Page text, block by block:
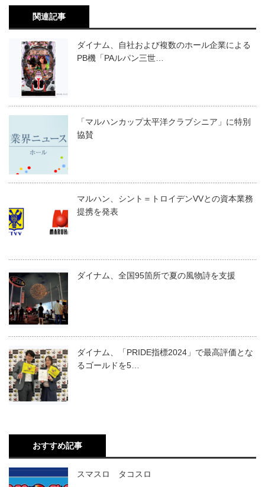
関連記事
ダイナム、自社および複数のホール企業による
PB機「PAルパン三世…
「マルハンカップ太平洋クラブシニア」に特別
協賛
マルハン、シント＝トロイデンVVとの資本業務
提携を発表
ダイナム、全国95箇所で夏の風物詩を支援
ダイナム、「PRIDE指標2024」で最高評価とな
るゴールドを5…
おすすめ記事
スマスロ タコスロ